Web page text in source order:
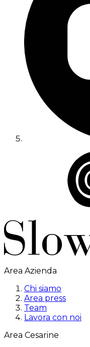
Area Azienda
Chi siamo
Area press
Team
Lavora con noi
Area Cesarine